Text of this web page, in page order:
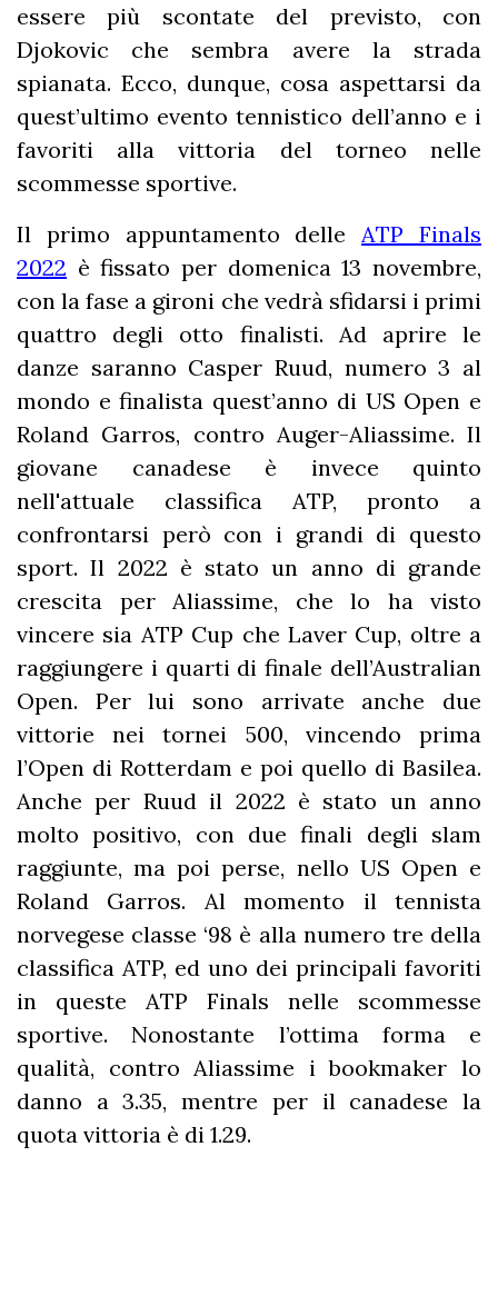
essere più scontate del previsto, con
Djokovic che sembra avere la strada
spianata. Ecco, dunque, cosa aspettarsi da
quest’ultimo evento tennistico dell’anno e i
favoriti alla vittoria del torneo nelle
scommesse sportive.
Il primo appuntamento delle ATP Finals
2022 è fissato per domenica 13 novembre,
con la fase a gironi che vedrà sfidarsi i primi
quattro degli otto finalisti. Ad aprire le
danze saranno Casper Ruud, numero 3 al
mondo e finalista quest’anno di US Open e
Roland Garros, contro Auger-Aliassime. Il
giovane canadese è invece quinto
nell'attuale classifica ATP, pronto a
confrontarsi però con i grandi di questo
sport. Il 2022 è stato un anno di grande
crescita per Aliassime, che lo ha visto
vincere sia ATP Cup che Laver Cup, oltre a
raggiungere i quarti di finale dell’Australian
Open. Per lui sono arrivate anche due
vittorie nei tornei 500, vincendo prima
l’Open di Rotterdam e poi quello di Basilea.
Anche per Ruud il 2022 è stato un anno
molto positivo, con due finali degli slam
raggiunte, ma poi perse, nello US Open e
Roland Garros. Al momento il tennista
norvegese classe ‘98 è alla numero tre della
classifica ATP, ed uno dei principali favoriti
in queste ATP Finals nelle scommesse
sportive. Nonostante l’ottima forma e
qualità, contro Aliassime i bookmaker lo
danno a 3.35, mentre per il canadese la
quota vittoria è di 1.29.